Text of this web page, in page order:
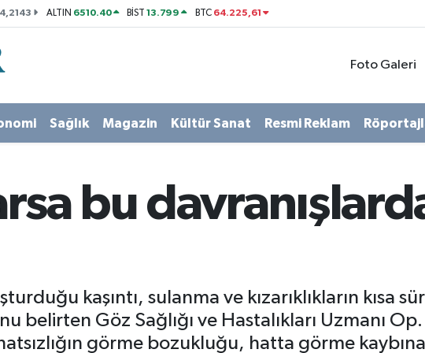
ALTIN 6510.40 BİST13.799 BTC 64.225,61
Foto Galeri
Sağlık Magazin Kültür Sanat Resmi Reklam
bu
kaşıntı, sulanma ve kızarıklıkların kısa
belirten Göz Sağlığı ve Hastalıkları Uzmanı
görme bozukluğu, hatta görme